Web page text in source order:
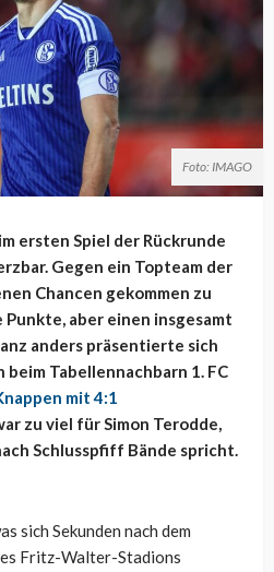
Foto: IMAGO
ersten Spiel der Rückrunde
Gegen ein Topteam der
Chancen gekommen zu
aber einen insgesamt
anders präsentierte sich
beim Tabellennachbarn 1. FC
mit 4:1
zu viel für Simon Terodde,
Schlusspfiff Bände spricht.
sich Sekunden nach dem
Fritz-Walter-Stadions